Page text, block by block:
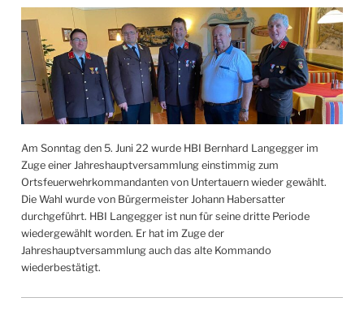
Am Sonntag den 5. Juni 22 wurde HBI Bernhard Langegger im
Zuge einer Jahreshauptversammlung einstimmig zum
Ortsfeuerwehrkommandanten von Untertauern wieder gewählt.
Die Wahl wurde von Bürgermeister Johann Habersatter
durchgeführt. HBI Langegger ist nun für seine dritte Periode
wiedergewählt worden. Er hat im Zuge der
Jahreshauptversammlung auch das alte Kommando
wiederbestätigt.